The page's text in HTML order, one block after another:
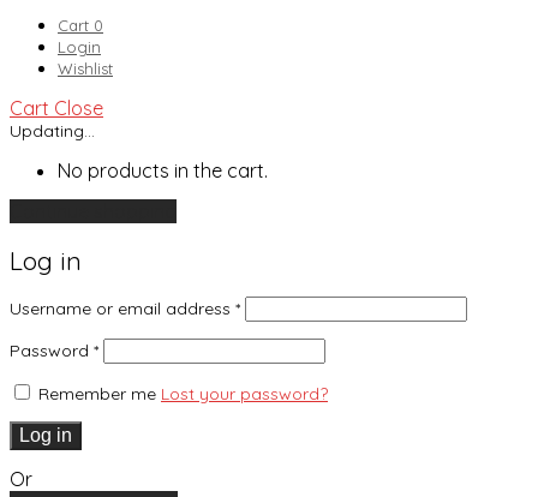
Cart 0
Login
Wishlist
Cart Close
Updating…
No products in the cart.
Log in
Username or email address *
Password *
Remember me Lost your password?
Log in
Or